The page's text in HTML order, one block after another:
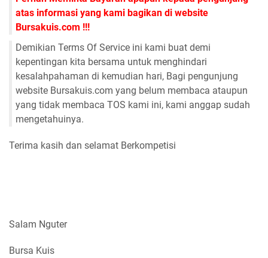
atas informasi yang kami bagikan di website
Bursakuis.com !!!
Demikian Terms Of Service ini kami buat demi
kepentingan kita bersama untuk menghindari
kesalahpahaman di kemudian hari, Bagi pengunjung
website Bursakuis.com yang belum membaca ataupun
yang tidak membaca TOS kami ini, kami anggap sudah
mengetahuinya.
Terima kasih dan selamat Berkompetisi
Salam Nguter
Bursa Kuis